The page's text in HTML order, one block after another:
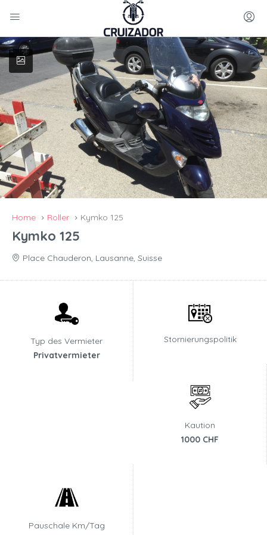
Home Roller Kymko 125
Kymko 125
Place Chauderon, Lausanne, Suisse
Typ des Vermieter
Privatvermieter
Stornierungspolitik
Kaution
1000 CHF
Pauschale Km/Tag